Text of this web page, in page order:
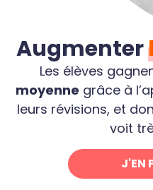
Augmenter
Les élèves
moyenne grâce à
leurs révisions, et
voit
J'EN